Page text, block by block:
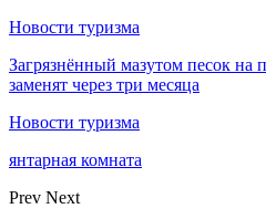
Новости туризма
Загрязнённый мазутом песок
заменят через три месяца
Новости туризма
янтарная комната
Prev Next